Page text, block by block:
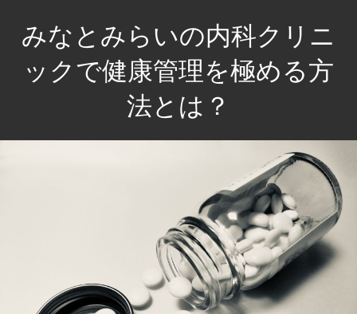
みなとみらいの内科クリニ
ックで健康管理を極める方
法とは？
未